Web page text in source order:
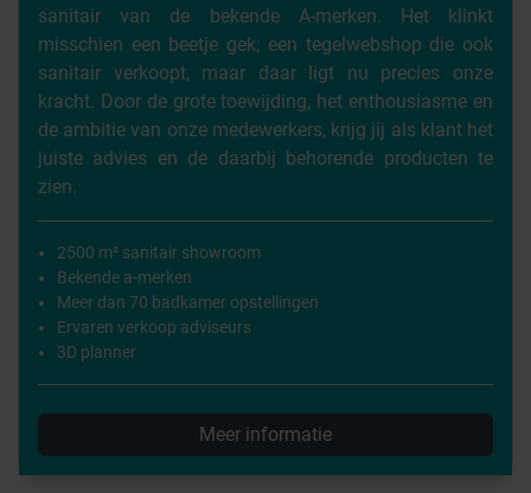
sanitair van de bekende A-merken. Het klinkt
misschien een beetje gek; een tegelwebshop die ook
sanitair verkoopt, maar daar ligt nu precies onze
kracht. Door de grote toewijding, het enthousiasme en
de ambitie van onze medewerkers, krijg jij als klant het
juiste advies en de daarbij behorende producten te
zien.
2500 m² sanitair showroom
Bekende a-merken
Meer dan 70 badkamer opstellingen
Ervaren verkoop adviseurs
3D planner
Meer informatie